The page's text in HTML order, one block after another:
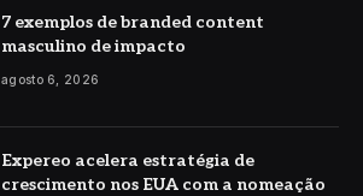
7 exemplos de branded content
masculino de impacto
agosto 6, 2026
Expereo acelera estratégia de
crescimento nos EUA com a nomeação